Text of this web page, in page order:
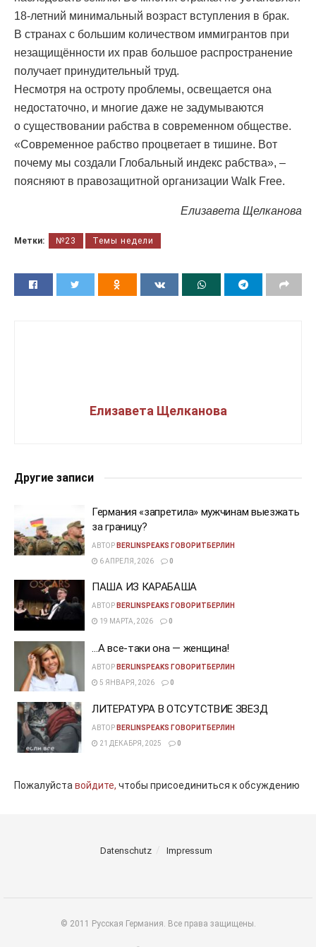
18-летний минимальный возраст вступления в брак.
В странах с большим количеством иммигрантов при
незащищённости их прав большое распространение
получает принудительный труд.
Несмотря на остроту проблемы, освещается она
недостаточно, и многие даже не задумываются
о существовании рабства в современном обществе.
«Современное рабство процветает в тишине. Вот
почему мы создали Глобальный индекс рабства», –
поясняют в правозащитной организации Walk Free.
Елизавета Щелканова
Метки: №23 Темы недели
Елизавета Щелканова
Другие записи
Германия «запретила» мужчинам выезжать
за границу?
АВТОР BERLINSPEAKS ГОВОРИТБЕРЛИН
6 АПРЕЛЯ, 2026
0
ПАША ИЗ КАРАБАША
АВТОР BERLINSPEAKS ГОВОРИТБЕРЛИН
19 МАРТА, 2026
0
…А все-таки она — женщина!
АВТОР BERLINSPEAKS ГОВОРИТБЕРЛИН
5 ЯНВАРЯ, 2026
0
ЛИТЕРАТУРА В ОТСУТСТВИЕ ЗВЕЗД
АВТОР BERLINSPEAKS ГОВОРИТБЕРЛИН
21 ДЕКАБРЯ, 2025
0
Пожалуйста войдите, чтобы присоединиться к обсуждению
Datenschutz Impressum
© 2011 Русская Германия. Все права защищены.